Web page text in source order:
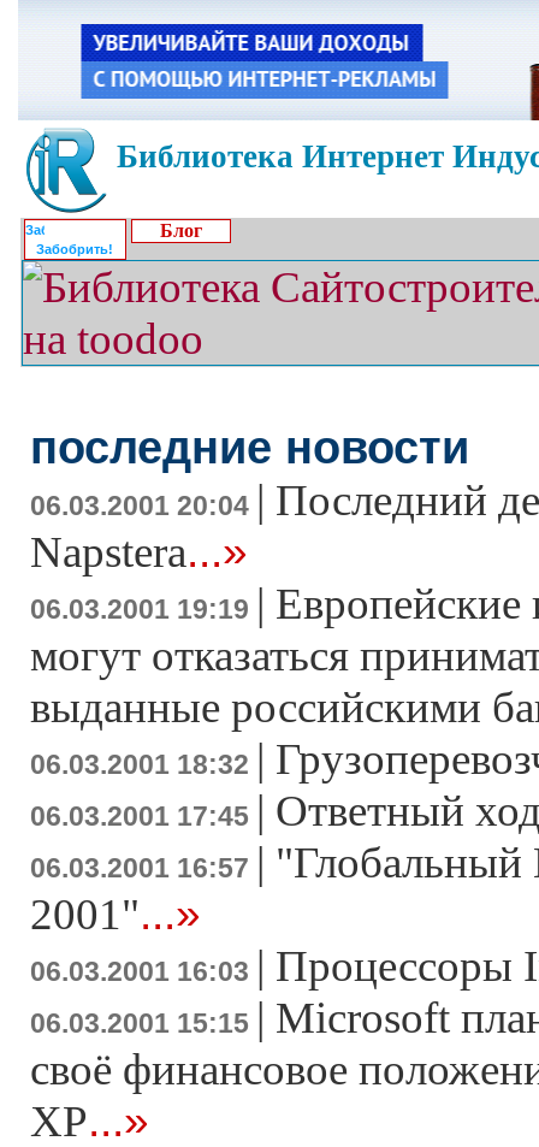
Библиотека Интернет
Забобрить!
Блог
последние новости
06.03.2001 20:04 | Последний
Napstera...»
06.03.2001 19:19 | Европейские
могут отказаться
выданные российскими
06.03.2001 18:32 |
06.03.2001 17:45 | Ответный
06.03.2001 16:57 | "Глобальный
2001"...»
06.03.2001 16:03 | Процессоры
06.03.2001 15:15 | Microsoft
своё финансовое
XP...»